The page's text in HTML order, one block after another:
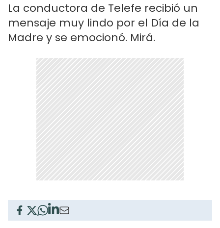
La conductora de Telefe recibió un
mensaje muy lindo por el Día de la
Madre y se emocionó. Mirá.